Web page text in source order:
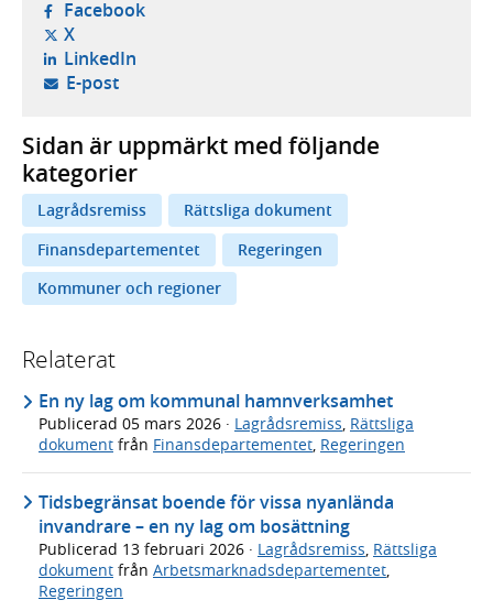
Facebook- öppnas i ny flik, extern webbplats,
X- öppnas i ny flik, extern webbplats,
LinkedIn- öppnas i ny flik, extern webbplats,
E-post- öppnar din e-postklient,
Sidan är uppmärkt med följande
kategorier
Lagrådsremiss
Rättsliga dokument
Finansdepartementet
Regeringen
Kommuner och regioner
Relaterat
En ny lag om kommunal hamnverksamhet
Publicerad 05 mars 2026 · Lagrådsremiss, Rättsliga
dokument från Finansdepartementet, Regeringen
Tidsbegränsat boende för vissa nyanlända
invandrare – en ny lag om bosättning
Publicerad 13 februari 2026 · Lagrådsremiss, Rättsliga
dokument från Arbetsmarknadsdepartementet,
Regeringen